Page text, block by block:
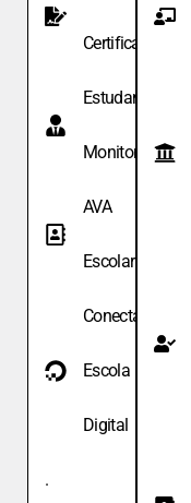
Certificação
Estudante
Monitor
AVA
Escolar
Conecta
Escola
Digital
.